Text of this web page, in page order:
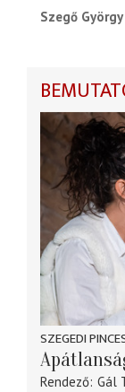
Szegő György
SZEGEDI
Rendező Gál